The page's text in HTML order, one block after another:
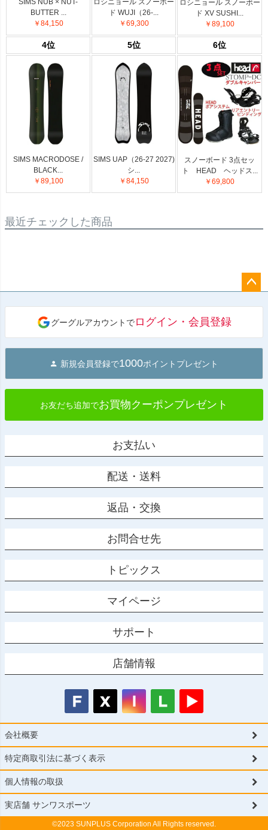
SIMS NUB × NUT-
BUTTER ...
￥84,150
ロシニョール スノーボー
ド WUJI（26-...
￥69,300
ロシニョール スノーボー
ド XV SUSHI...
￥89,100
4位 5位 6位
SIMS MACRODOSE /
BLACK...
￥89,100
SIMS UAP（26-27 2027)
シ...
￥84,150
スノーボード 3点セッ
ト HEAD ヘッドス...
￥69,800
最近チェックした商品
へ
グーグルアカウントでログイン・会員登録
新規会員登録で1000ポイントプレゼント
お友だち追加でお買物クーポンプレゼント
お支払い
配送・送料
返品・交換
お問合せ先
トピックス
マイページ
サポート
店舗情報
会社概要
特定商取引法に基づく表示
個人情報の取扱
実店舗 サンワスポーツ
©2023 SUNPLUS Corporation All Rights reserved.